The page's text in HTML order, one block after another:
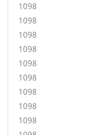
1098
1098
1098
1098
1098
1098
1098
1098
1098